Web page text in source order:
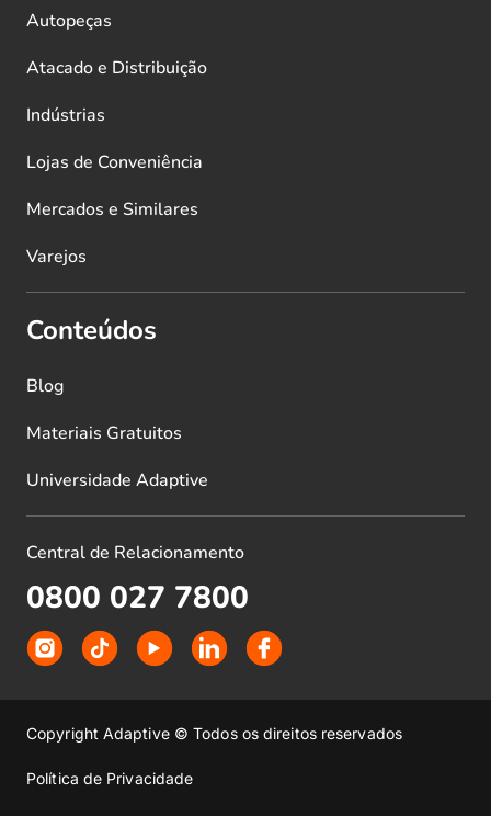
Autopeças
Atacado e Distribuição
Indústrias
Lojas de Conveniência
Mercados e Similares
Varejos
Conteúdos
Blog
Materiais Gratuitos
Universidade Adaptive
Central de Relacionamento
0800 027 7800
Copyright Adaptive © Todos os direitos reservados
Política de Privacidade